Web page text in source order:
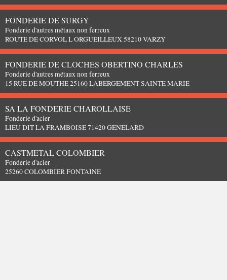
FONDERIE DE SURGY
Fonderie d'autres métaux non ferreux
ROUTE DE CORVOL L ORGUEILLEUX 58210 VARZY
FONDERIE DE CLOCHES OBERTINO CHARLES
Fonderie d'autres métaux non ferreux
15 RUE DE MOUTHE 25160 LABERGEMENT SAINTE MARIE
SA LA FONDERIE CHAROLLAISE
Fonderie d'acier
LIEU DIT LA FRAMBOISE 71420 GENELARD
CASTMETAL COLOMBIER
Fonderie d'acier
25260 COLOMBIER FONTAINE